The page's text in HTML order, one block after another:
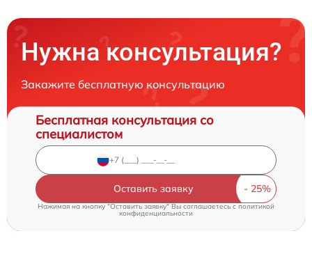
Нужна консультация?
Закажите бесплатную консультацию
Бесплатная консультация со
специалистом
Оставить заявку
Нажимая на кнопку "Оставить заявку" Вы соглашаетесь cполитикой
конфиденциальности